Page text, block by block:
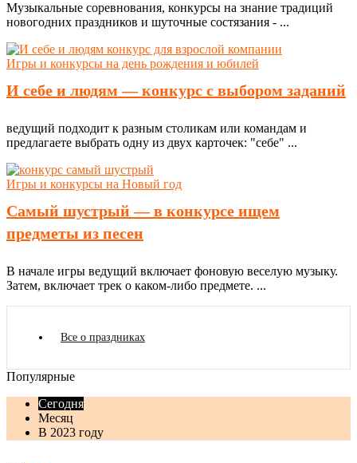
Музыкальные соревнования, конкурсы на знание традиций
новогодних праздников и шуточные состязания - ...
Игры и конкурсы на день рождения и юбилей
И себе и людям — конкурс с выбором заданий
ведущий подходит к разным столикам или командам и
предлагаете выбрать одну из двух карточек: "себе" ...
Игры и конкурсы на Новый год
Самый шустрый — в конкурсе ищем
предметы из песен
В начале игры ведущий включает фоновую веселую музыку.
Затем, включает трек о каком-либо предмете. ...
Все о праздниках
Популярные
Сегодня
Месяц
В 2023 году